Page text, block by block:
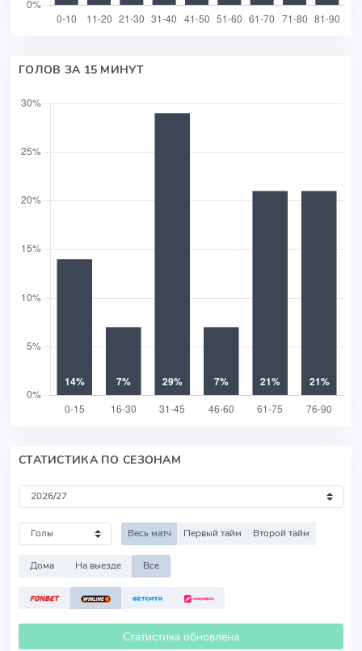
ГОЛОВ ЗА 15 МИНУТ
СТАТИСТИКА ПО СЕЗОНАМ
Весь матч Первый тайм Второй тайм
Дома На выезде Все
Статистика обновлена